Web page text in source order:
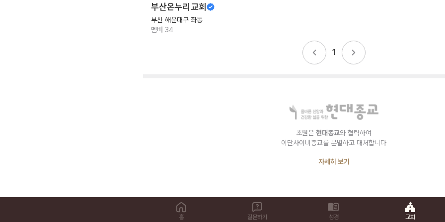
부산온누리교회
부산 해운대구 좌동
멤버 34
1
초원은 현대종교와 협력하여
이단사이비종교를 분별하고 대처합니다
자세히 보기
홈 질문하기 성경 교회